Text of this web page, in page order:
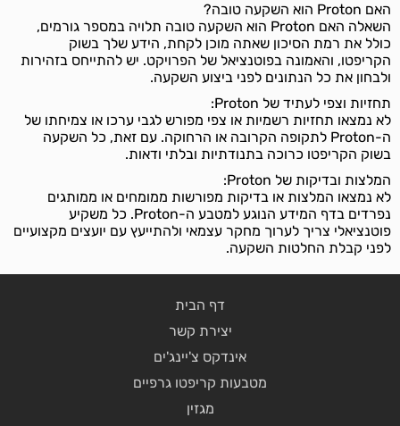
האם Proton הוא השקעה טובה?
השאלה האם Proton הוא השקעה טובה תלויה במספר גורמים,
כולל את רמת הסיכון שאתה מוכן לקחת, הידע שלך בשוק
הקריפטו, והאמונה בפוטנציאל של הפרויקט. יש להתייחס בזהירות
ולבחון את כל הנתונים לפני ביצוע השקעה.
תחזיות וצפי לעתיד של Proton:
לא נמצאו תחזיות רשמיות או צפי מפורש לגבי ערכו או צמיחתו של
ה-Proton לתקופה הקרובה או הרחוקה. עם זאת, כל השקעה
בשוק הקריפטו כרוכה בתנודתיות ובלתי ודאות.
המלצות ובדיקות של Proton:
לא נמצאו המלצות או בדיקות מפורשות ממומחים או ממותגים
נפרדים בדף המידע הנוגע למטבע ה-Proton. כל משקיע
פוטנציאלי צריך לערוך מחקר עצמאי ולהתייעץ עם יועצים מקצועיים
לפני קבלת החלטות השקעה.
דף הבית
יצירת קשר
אינדקס צ'יינג'ים
מטבעות קריפטו גרפיים
מגזין